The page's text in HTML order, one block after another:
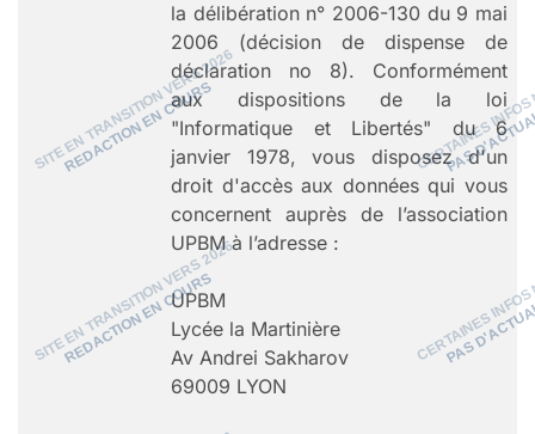
la délibération n° 2006-130 du 9 mai
2006 (décision de dispense de
déclaration no 8). Conformément
aux dispositions de la loi
"Informatique et Libertés" du 6
janvier 1978, vous disposez d'un
droit d'accès aux données qui vous
concernent auprès de l’association
UPBM à l’adresse :
UPBM
Lycée la Martinière
Av Andrei Sakharov
69009 LYON